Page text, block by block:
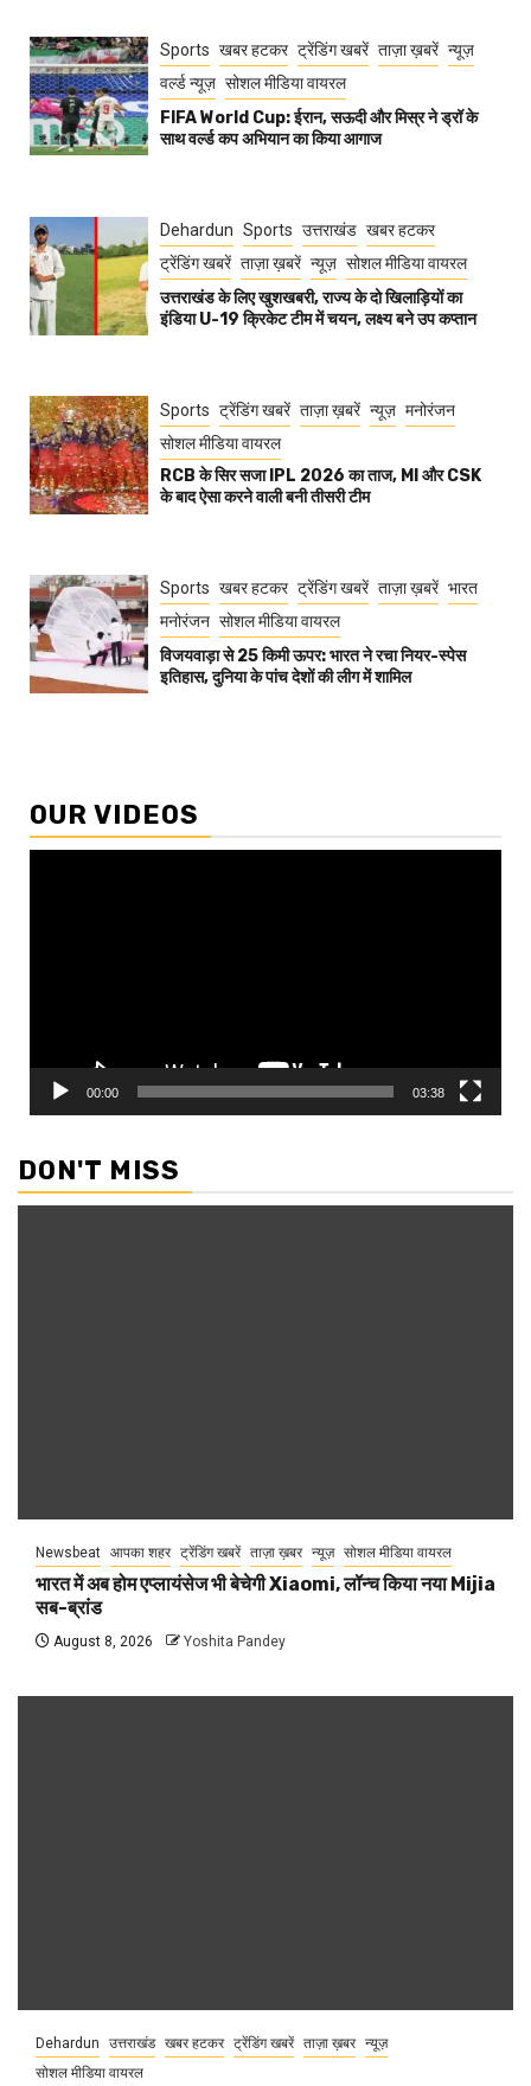
Sports खबर हटकर ट्रेंडिंग खबरें ताज़ा ख़बरें न्यूज़
वर्ल्ड न्यूज़ सोशल मीडिया वायरल
FIFA World Cup: ईरान, सऊदी और मिस्र ने ड्रॉ के
साथ वर्ल्ड कप अभियान का किया आगाज
Dehardun Sports उत्तराखंड खबर हटकर
ट्रेंडिंग खबरें ताज़ा ख़बरें न्यूज़ सोशल मीडिया वायरल
उत्तराखंड के लिए खुशखबरी, राज्य के दो खिलाड़ियों का
इंडिया U-19 क्रिकेट टीम में चयन, लक्ष्य बने उप कप्तान
Sports ट्रेंडिंग खबरें ताज़ा ख़बरें न्यूज़ मनोरंजन
सोशल मीडिया वायरल
RCB के सिर सजा IPL 2026 का ताज, MI और CSK
के बाद ऐसा करने वाली बनी तीसरी टीम
Sports खबर हटकर ट्रेंडिंग खबरें ताज़ा ख़बरें भारत
मनोरंजन सोशल मीडिया वायरल
विजयवाड़ा से 25 किमी ऊपर: भारत ने रचा नियर-स्पेस
इतिहास, दुनिया के पांच देशों की लीग में शामिल
OUR VIDEOS
00:00 03:38
DON'T MISS
Newsbeat आपका शहर ट्रेंडिंग खबरें ताज़ा ख़बर न्यूज़ सोशल मीडिया वायरल
भारत में अब होम एप्लायंसेज भी बेचेगी Xiaomi, लॉन्च किया नया Mijia
सब-ब्रांड
August 8, 2026 Yoshita Pandey
Dehardun उत्तराखंड खबर हटकर ट्रेंडिंग खबरें ताज़ा ख़बर न्यूज़
सोशल मीडिया वायरल